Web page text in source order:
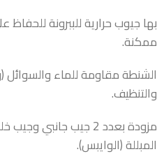
بها جيوب حرارية للببرونة
ممكنة.
الشنطة مقاومة للماء
والتنظيف.
مزودة بعدد 2 جيب
المبللة (الوايبس).